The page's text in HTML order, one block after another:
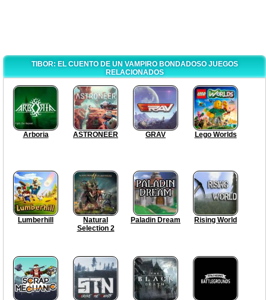
TIBOR: EL CUENTO DE UN VAMPIRO BONDADOSO JUEGOS
RELACIONADOS
Arboria ASTRONEER GRAV Lego Worlds
Lumberhill
Natural
Selection 2
Paladin Dream Rising World